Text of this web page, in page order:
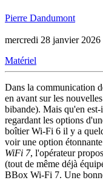
Pierre Dandumont
mercredi 28 janvier 2026
Matériel
Dans la communication
en avant sur les
bibande). Mais qu'en est-
regardant les options
boîtier Wi-Fi 6 il y a
voir une option
WiFi 7, l'opérateur
(tout de même déjà
BBox Wi-Fi 7. Une